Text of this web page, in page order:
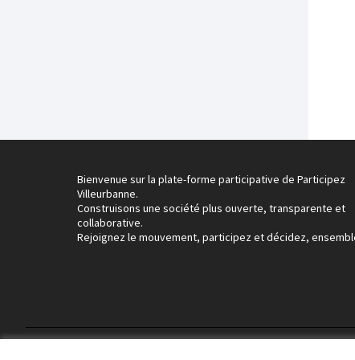
Bienvenue sur la plate-forme participative de Participez
Villeurbanne.
Construisons une société plus ouverte, transparente et
collaborative.
Rejoignez le mouvement, participez et décidez,